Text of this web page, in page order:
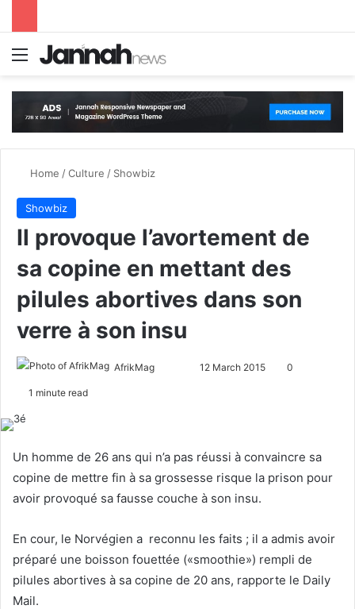
Menu
Home /Culture / Showbiz
Showbiz
Il provoque l’avortement de
sa copine en mettant des
pilules abortives dans son
verre à son insu
AfrikMag
w
o
n
n
e
m
i
l
12 March 2015 0
1 minute read
Un homme de 26 ans qui n’a pas réussi à convaincre sa
copine de mettre fin à sa grossesse risque la prison pour
avoir provoqué sa fausse couche à son insu.
En cour, le Norvégien a reconnu les faits ; il a admis avoir
préparé une boisson fouettée («smoothie») rempli de
pilules abortives à sa copine de 20 ans, rapporte le Daily
Mail.